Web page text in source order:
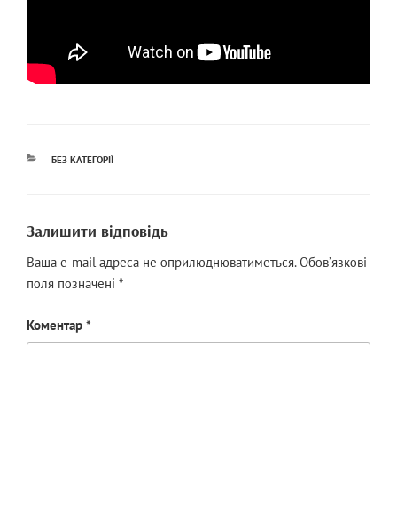
КАТЕГОРІЇ
БЕЗ КАТЕГОРІЇ
Залишити відповідь
Ваша e-mail адреса не оприлюднюватиметься. Обов’язкові
поля позначені *
Коментар *